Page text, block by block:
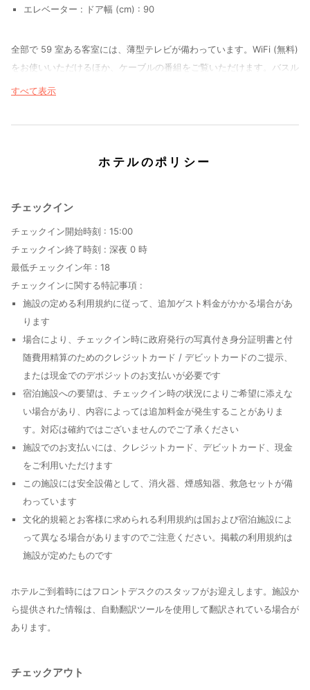
エレベーター : ドア幅 (cm) : 90
全部で 59 室ある客室には、薄型テレビが備わっています。WiFi (無料)
をお使いいただけるほか、ケーブルの番組をご覧いただけます。バスル
ームには、シャワー、ヘアドライヤーがあります。電話の他に、デスク
料)。
すべて表示
ホテルのポリシー
チェックイン
チェックイン開始時刻 : 15:00
チェックイン終了時刻 : 深夜 0 時
最低チェックイン年 : 18
チェックインに関する特記事項 :
施設の定める利用規約に従って、追加ゲスト料金がかかる場合があ
ります
場合により、チェックイン時に政府発行の写真付き身分証明書と付
随費用精算のためのクレジットカード / デビットカードのご提示、
または現金でのデポジットのお支払いが必要です
宿泊施設への要望は、チェックイン時の状況によりご希望に添えな
い場合があり、内容によっては追加料金が発生することがありま
す。対応は確約ではございませんのでご了承ください
施設でのお支払いには、クレジットカード、デビットカード、現金
をご利用いただけます
この施設には安全設備として、消火器、煙感知器、救急セットが備
わっています
文化的規範とお客様に求められる利用規約は国および宿泊施設によ
って異なる場合がありますのでご注意ください。掲載の利用規約は
施設が定めたものです
ホテルご到着時にはフロントデスクのスタッフがお迎えします。施設か
ら提供された情報は、自動翻訳ツールを使用して翻訳されている場合が
あります。
チェックアウト